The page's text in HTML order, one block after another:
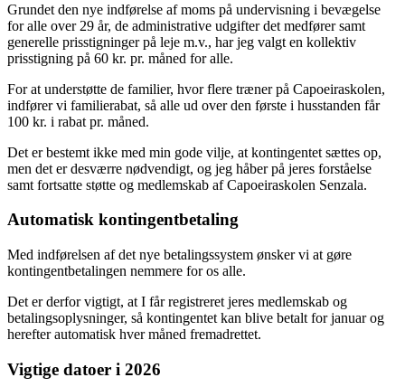
Grundet den nye indførelse af moms på undervisning i bevægelse
for alle over 29 år, de administrative udgifter det medfører samt
generelle prisstigninger på leje m.v., har jeg valgt en kollektiv
prisstigning på 60 kr. pr. måned for alle.
For at understøtte de familier, hvor flere træner på Capoeiraskolen,
indfører vi familierabat, så alle ud over den første i husstanden får
100 kr. i rabat pr. måned.
Det er bestemt ikke med min gode vilje, at kontingentet sættes op,
men det er desværre nødvendigt, og jeg håber på jeres forståelse
samt fortsatte støtte og medlemskab af Capoeiraskolen Senzala.
Automatisk kontingentbetaling
Med indførelsen af det nye betalingssystem ønsker vi at gøre
kontingentbetalingen nemmere for os alle.
Det er derfor vigtigt, at I får registreret jeres medlemskab og
betalingsoplysninger, så kontingentet kan blive betalt for januar og
herefter automatisk hver måned fremadrettet.
Vigtige datoer i 2026